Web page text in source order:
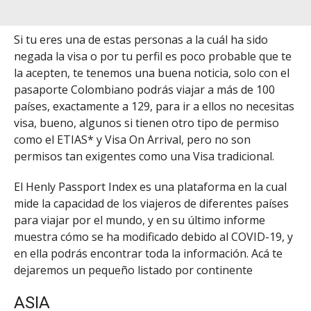
Si tu eres una de estas personas a la cuál ha sido
negada la visa o por tu perfil es poco probable que te
la acepten, te tenemos una buena noticia, solo con el
pasaporte Colombiano podrás viajar a más de 100
países, exactamente a 129, para ir a ellos no necesitas
visa, bueno, algunos si tienen otro tipo de permiso
como el ETIAS* y Visa On Arrival, pero no son
permisos tan exigentes como una Visa tradicional.
El Henly Passport Index es una plataforma en la cual
mide la capacidad de los viajeros de diferentes países
para viajar por el mundo, y en su último informe
muestra cómo se ha modificado debido al COVID-19, y
en ella podrás encontrar toda la información. Acá te
dejaremos un pequeño listado por continente
ASIA